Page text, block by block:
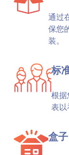
通过
保您
装。
标
根
表以
盒子